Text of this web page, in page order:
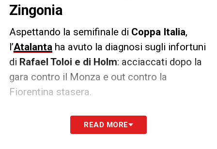
Zingonia
Aspettando la semifinale di Coppa Italia,
l’Atalantaha avuto la diagnosi sugli infortuni
di Rafael Toloi e di Holm: acciaccati dopo la
gara contro il Monza e out contro la
Fiorentina stasera.
ha riscontratolesione muscolare tra il
primo grado e il secondo grado del soleo
READ MORE